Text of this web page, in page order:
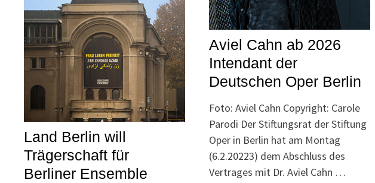
Land Berlin will
Trägerschaft für
Berliner Ensemble
Aviel Cahn ab 2026
Intendant der
Deutschen Oper Berlin
Foto: Aviel Cahn Copyright: Carole
Parodi Der Stiftungsrat der Stiftung
Oper in Berlin hat am Montag
(6.2.20223) dem Abschluss des
Vertrages mit Dr. Aviel Cahn …